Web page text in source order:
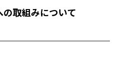
取組みについて